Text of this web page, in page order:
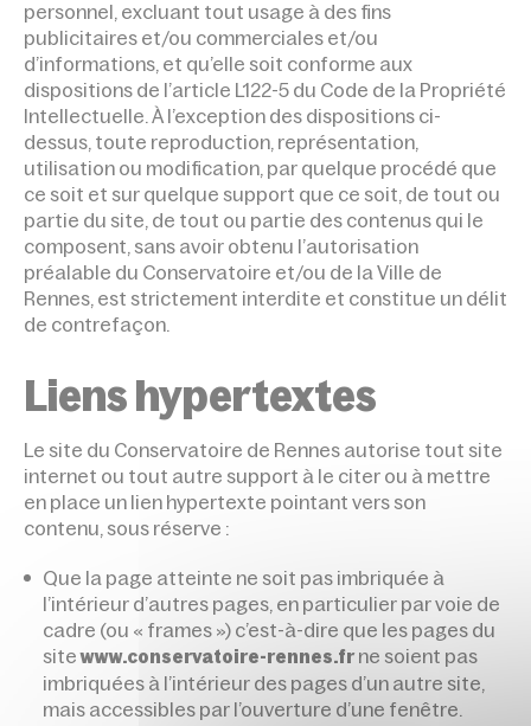
personnel, excluant tout usage à des fins
publicitaires et/ou commerciales et/ou
d’informations, et qu’elle soit conforme aux
dispositions de l’article L122-5 du Code de la Propriété
Intellectuelle. À l’exception des dispositions ci-
dessus, toute reproduction, représentation,
utilisation ou modification, par quelque procédé que
ce soit et sur quelque support que ce soit, de tout ou
partie du site, de tout ou partie des contenus qui le
composent, sans avoir obtenu l’autorisation
préalable du Conservatoire et/ou de la Ville de
Rennes, est strictement interdite et constitue un délit
de contrefaçon.
Liens hypertextes
Le site du Conservatoire de Rennes autorise tout site
internet ou tout autre support à le citer ou à mettre
en place un lien hypertexte pointant vers son
contenu, sous réserve :
Que la page atteinte ne soit pas imbriquée à
l’intérieur d’autres pages, en particulier par voie de
cadre (ou « frames ») c’est-à-dire que les pages du
sitewww.conservatoire-rennes.fr ne soient pas
imbriquées à l’intérieur des pages d’un autre site,
mais accessibles par l’ouverture d’une fenêtre.